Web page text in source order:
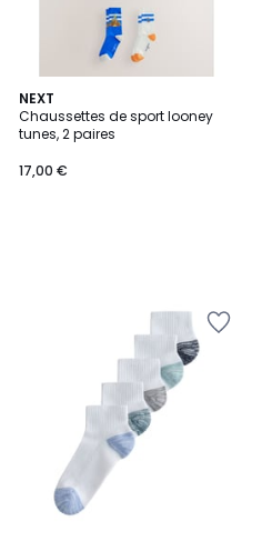
NEXT
Chaussettes de sport looney
tunes, 2 paires
17,00 €